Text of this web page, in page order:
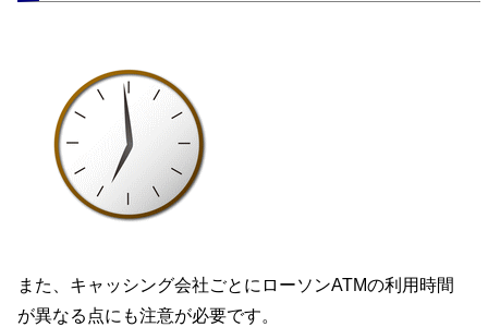
また、キャッシング会社ごとにローソンATMの利用時間
が異なる点にも注意が必要です。